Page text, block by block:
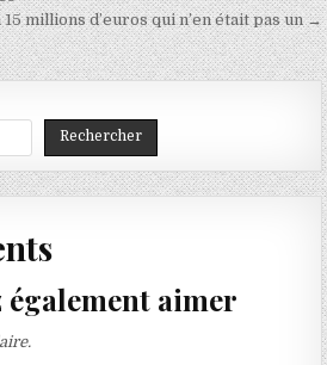
millions d’euros qui n’en était pas un →
Rechercher
aimer